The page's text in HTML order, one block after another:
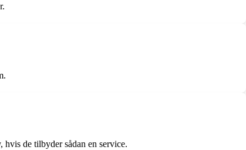
hvis de tilbyder sådan en service.